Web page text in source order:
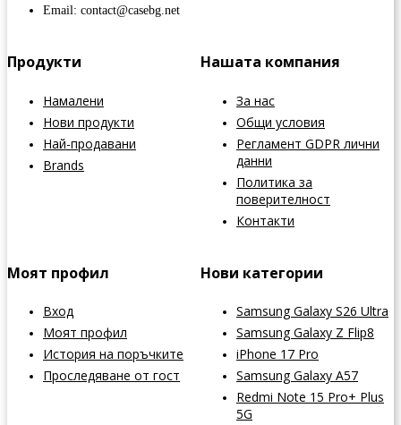
Email: contact@casebg.net
Продукти
Намалени
Нови продукти
Най-продавани
Brands
Нашата компания
За нас
Общи условия
Регламент GDPR лични
данни
Политика за
поверителност
Контакти
Моят профил
Вход
Моят профил
История на поръчките
Проследяване от гост
Нови категории
Samsung Galaxy S26 Ultra
Samsung Galaxy Z Flip8
iPhone 17 Pro
Samsung Galaxy A57
Redmi Note 15 Pro+ Plus
5G